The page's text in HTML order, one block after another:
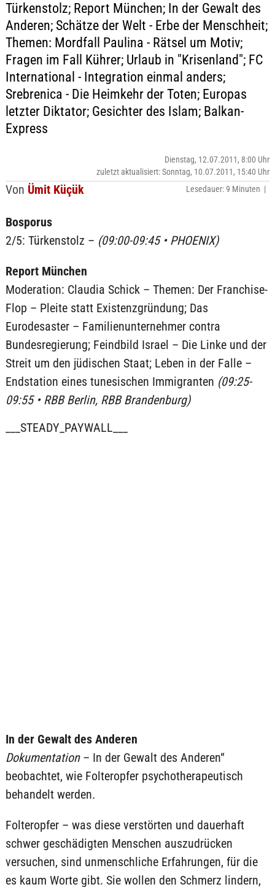
Türkenstolz; Report München; In der Gewalt des
Anderen; Schätze der Welt - Erbe der Menschheit;
Themen: Mordfall Paulina - Rätsel um Motiv;
Fragen im Fall Kührer; Urlaub in "Krisenland"; FC
International - Integration einmal anders;
Srebrenica - Die Heimkehr der Toten; Europas
letzter Diktator; Gesichter des Islam; Balkan-
Express
Von Ümit Küçük
Dienstag, 12.07.2011, 8:00 Uhr
zuletzt aktualisiert: Sonntag, 10.07.2011, 15:40 Uhr
Lesedauer: 9 Minuten |
Bosporus
2/5: Türkenstolz – (09:00-09:45 • PHOENIX)
Report München
Moderation: Claudia Schick – Themen: Der Franchise-
Flop – Pleite statt Existenzgründung; Das
Eurodesaster – Familienunternehmer contra
Bundesregierung; Feindbild Israel – Die Linke und der
Streit um den jüdischen Staat; Leben in der Falle –
Endstation eines tunesischen Immigranten (09:25-
09:55 • RBB Berlin, RBB Brandenburg)
___STEADY_PAYWALL___
In der Gewalt des Anderen
Dokumentation – In der Gewalt des Anderen“
beobachtet, wie Folteropfer psychotherapeutisch
behandelt werden.
Folteropfer – was diese verstörten und dauerhaft
schwer geschädigten Menschen auszudrücken
versuchen, sind unmenschliche Erfahrungen, für die
es kaum Worte gibt. Sie wollen den Schmerz lindern,